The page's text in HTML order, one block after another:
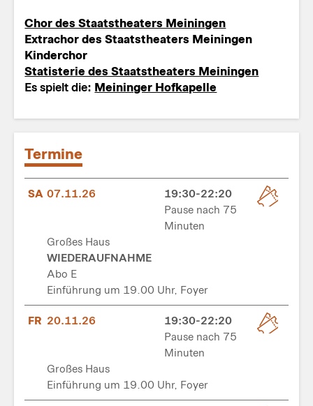
Chor des Staatstheaters Meiningen
Extrachor des Staatstheaters Meiningen
Kinderchor
Statisterie des Staatstheaters Meiningen
Es spielt die: Meininger Hofkapelle
Termine
SA 07.11.26
19:30-22:20
Pause nach 75
Minuten
Großes Haus
WIEDERAUFNAHME
Abo E
Einführung um 19.00 Uhr, Foyer
FR 20.11.26
19:30-22:20
Pause nach 75
Minuten
Großes Haus
Einführung um 19.00 Uhr, Foyer